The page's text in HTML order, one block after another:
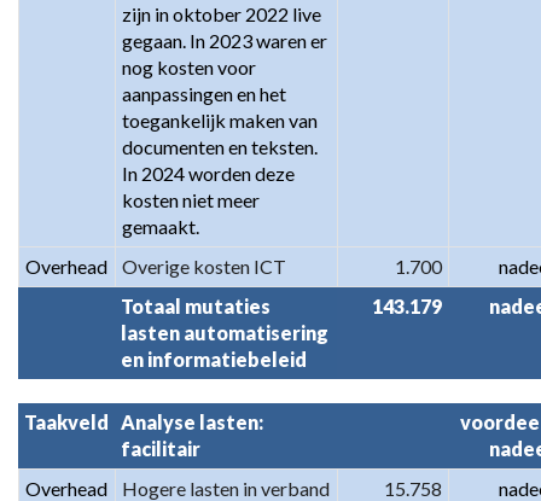
zijn in oktober 2022 live
gegaan. In 2023 waren er
nog kosten voor
aanpassingen en het
toegankelijk maken van
documenten en teksten.
In 2024 worden deze
kosten niet meer
gemaakt.
Overhead Overige kosten ICT 1.700
Totaal mutaties
lasten automatisering
en informatiebeleid
143.179
Taakveld
Analyse lasten:
facilitair
Overhead
Hogere lasten in verband
15.758